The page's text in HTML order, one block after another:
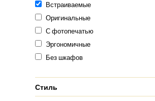
Встраиваемые
Оригинальные
С фотопечатью
Эргономичные
Без шкафов
Стиль